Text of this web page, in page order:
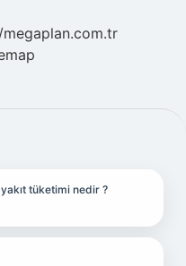
yakıt tüketimi nedir ?